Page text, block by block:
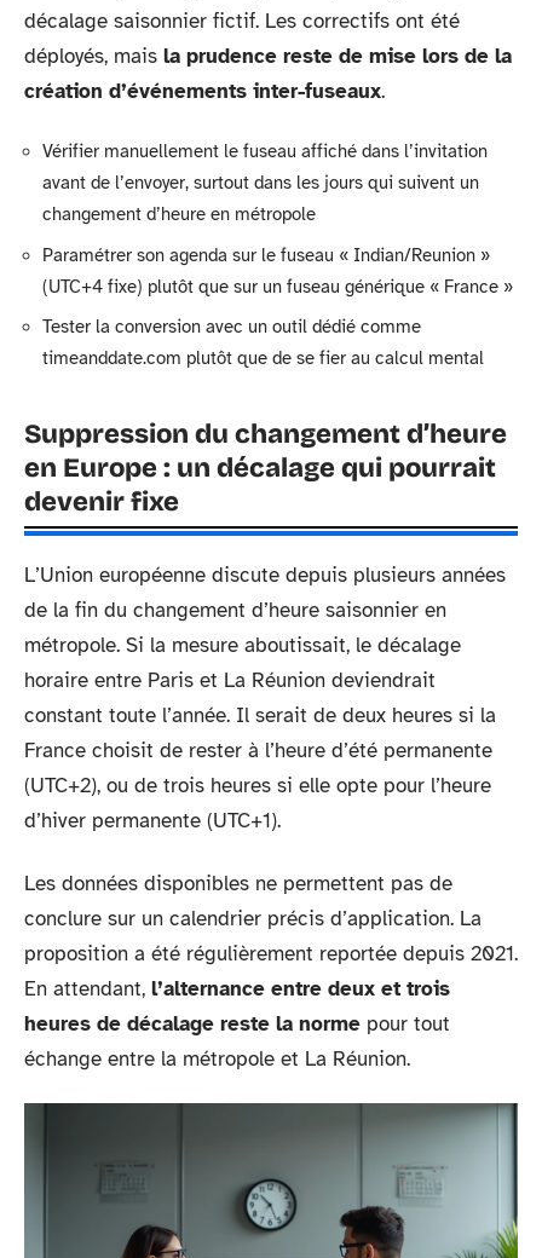
décalage saisonnier fictif. Les correctifs ont été
déployés, mais la prudence reste de mise lors de la
création d’événements inter-fuseaux.
Vérifier manuellement le fuseau affiché dans l’invitation
avant de l’envoyer, surtout dans les jours qui suivent un
changement d’heure en métropole
Paramétrer son agenda sur le fuseau « Indian/Reunion »
(UTC+4 fixe) plutôt que sur un fuseau générique « France »
Tester la conversion avec un outil dédié comme
timeanddate.com plutôt que de se fier au calcul mental
Suppression du changement d’heure
en Europe : un décalage qui pourrait
devenir fixe
L’Union européenne discute depuis plusieurs années
de la fin du changement d’heure saisonnier en
métropole. Si la mesure aboutissait, le décalage
horaire entre Paris et La Réunion deviendrait
constant toute l’année. Il serait de deux heures si la
France choisit de rester à l’heure d’été permanente
(UTC+2), ou de trois heures si elle opte pour l’heure
d’hiver permanente (UTC+1).
Les données disponibles ne permettent pas de
conclure sur un calendrier précis d’application. La
proposition a été régulièrement reportée depuis 2021.
En attendant, l’alternance entre deux et trois
heures de décalage reste la norme pour tout
échange entre la métropole et La Réunion.